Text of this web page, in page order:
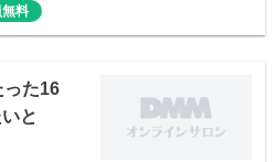
料
った16
と